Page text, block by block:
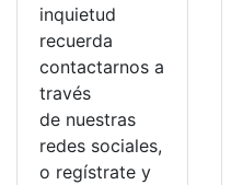
inquietud
recuerda
contactarnos a
través
de nuestras
redes sociales,
o regístrate y